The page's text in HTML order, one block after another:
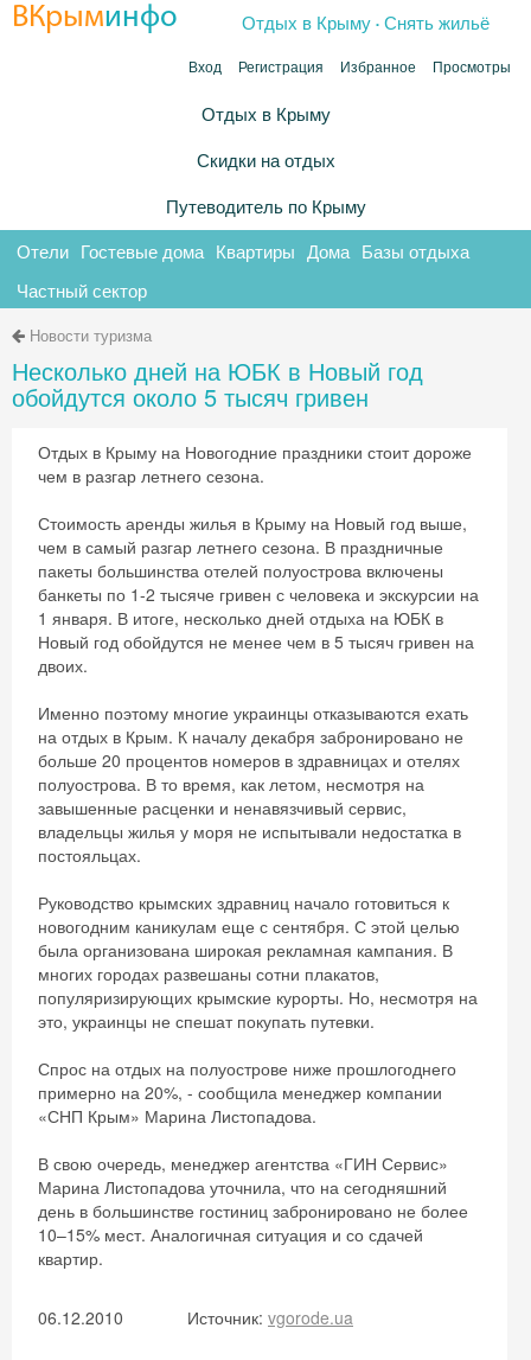
ВКрыминфо Отдых в Крыму .Снять жильё
Вход Регистрация Избранное Просмотры
Отдых в Крыму
Скидки на отдых
Путеводитель по Крыму
Отели Гостевые дома Квартиры Дома Базы отдыха
Частный сектор
Новости туризма
Несколько дней на ЮБК в Новый год
обойдутся около 5 тысяч гривен
Отдых в Крыму на Новогодние праздники стоит дороже
чем в разгар летнего сезона.
Стоимость аренды жилья в Крыму на Новый год выше,
чем в самый разгар летнего сезона. В праздничные
пакеты большинства отелей полуострова включены
банкеты по 1-2 тысяче гривен с человека и экскурсии на
1 января. В итоге, несколько дней отдыха на ЮБК в
Новый год обойдутся не менее чем в 5 тысяч гривен на
двоих.
Именно поэтому многие украинцы отказываются ехать
на отдых в Крым. К началу декабря забронировано не
больше 20 процентов номеров в здравницах и отелях
полуострова. В то время, как летом, несмотря на
завышенные расценки и ненавязчивый сервис,
владельцы жилья у моря не испытывали недостатка в
постояльцах.
Руководство крымских здравниц начало готовиться к
новогодним каникулам еще с сентября. С этой целью
была организована широкая рекламная кампания. В
многих городах развешаны сотни плакатов,
популяризирующих крымские курорты. Но, несмотря на
это, украинцы не спешат покупать путевки.
Спрос на отдых на полуострове ниже прошлогоднего
примерно на 20%, - сообщила менеджер компании
«СНП Крым» Марина Листопадова.
В свою очередь, менеджер агентства «ГИН Сервис»
Марина Листопадова уточнила, что на сегодняшний
день в большинстве гостиниц забронировано не более
10–15% мест. Аналогичная ситуация и со сдачей
квартир.
06.12.2010 Источник: vgorode.ua